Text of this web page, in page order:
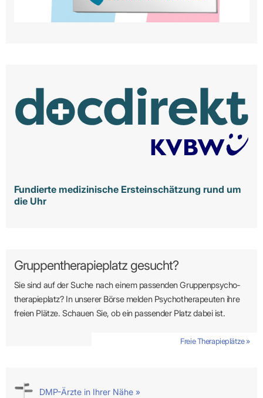
Fundierte medizinische Ersteinschätzung rund um
die Uhr
Gruppentherapieplatz gesucht?
Sie sind auf der Suche nach einem passenden Gruppen­psycho­
therapie­platz? In unserer Börse melden Psycho­­thera­­peuten ihre
freien Plätze. Schauen Sie, ob ein passender Platz dabei ist.
Freie Therapieplätze »
DMP-Ärzte in Ihrer Nähe »